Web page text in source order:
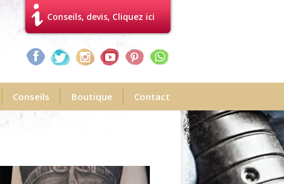
Conseils, devis, Cliquez ici
Conseils Boutique Contact